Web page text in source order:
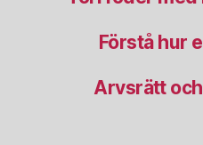
Förstå hur
Arvsrätt